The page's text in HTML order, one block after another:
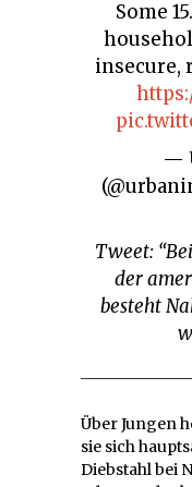
Some 15.8 million American
insecure,
— Urban Institute
Tweet: “Bei ungefähr 15,8 Millionen
der
besteht
Über Jungen
sie sich
Diebstahl bei